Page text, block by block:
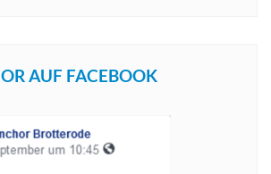
AUF FACEBOOK